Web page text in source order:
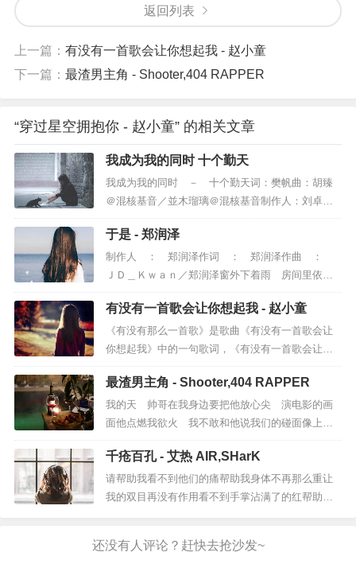
哪怕沿途错过
我一定会在终点等候
我就抬起头看夜空
返回列表
上一篇： 有没有一首歌会让你想起我 - 赵小童
下一篇： 最渣男主角 - Shooter,404 RAPPER
“穿过星空拥抱你 - 赵小童” 的相关文章
我成为我的同时 十个勤天
我成为我的同时 － 十个勤天词：樊帆曲：胡臻
＠混核基音／並木瑠璃＠混核基音制作人：刘卓＠
维伴音乐编曲：郭小峰＠耳肆山白鼓：邓华龙＠维
伴音乐合音：石行＠维伴音乐监唱：石行＠维伴音
乐／傑夫李音频编辑：石行＠维伴音乐混音：黄可
爱＠维伴音乐录音棚：维伴音乐录音棚／小柯录音
棚母带：鲍航＠Ｈｉ－ｙｕｅ Ｓｔｕｄ...
于是 - 郑润泽
制作人 ： 郑润泽作词 ： 郑润泽作曲 ：
ＪＤ＿Ｋｗａｎ／郑润泽窗外下着雨 房间里依然
很冷清等着你出现 从来没改变昨晚想到你 被寂
寞包裹的恐惧等待黎明 等待深爱的你能不能留下
来再陪着我数次星星能不能别提起念念不忘的他能
不能告诉我你这次离开的各种原因只能和孤独亲
密 像小孩想要星星忘不了你我互相的甜蜜...
有没有一首歌会让你想起我 - 赵小童
《有没有那么一首歌》是歌曲《有没有一首歌会让
你想起我》中的一句歌词，《有没有一首歌会让你
想起我》是收录在专辑《忘忧草》中的一首国语歌
曲，由周传雄作曲，李宗盛、李焯雄填词，周华健
演唱。歌词：灯熄灭了，月亮是寂寞的眼。静静看
着，谁孤枕难眠。远处传来那首熟悉的歌，那些心
声为何那样微弱。很久不见，你现在都还...
最渣男主角 - Shooter,404 RAPPER
我的天 帅哥在我身边要把他放心尖 演电影的画
面他点燃我欲火 我不敢和他说我们的碰面像上演
了无厘头版花田错我的天 帅哥在我身边要把他放
心尖 演电影的画面他点燃我欲火 我不敢和他说
他是我生活电影院里的最佳男主角４０４ ＲＡＰ
ＰＥＲ：一晚上不回家 不写歌不接电话 不知道
千疮百孔 - 艾热 AIR,SHarK
请帮助我看不到他们的痛帮助我身体不再那么重让
我的双目再没有作用看不到手掌沾满了的红帮助我
着我再也不用等花落梦醒了才发现包围住我的是无